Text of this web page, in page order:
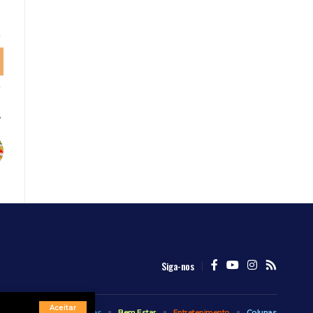
Aceitar
Siga-nos